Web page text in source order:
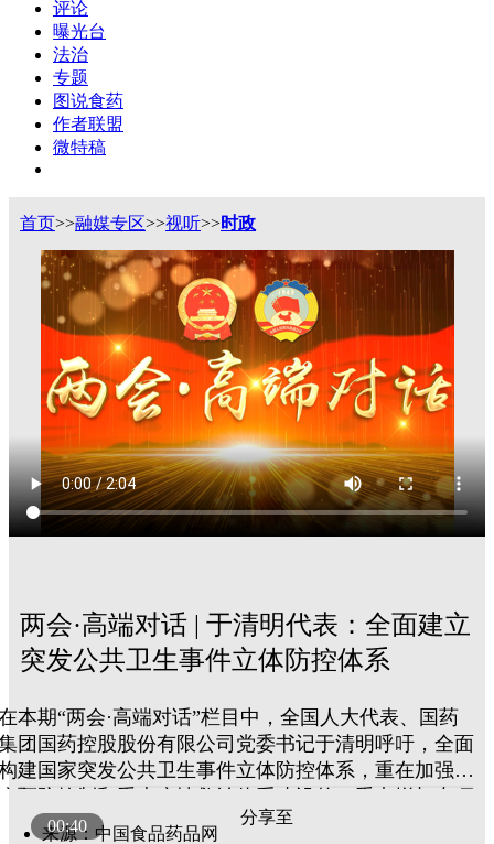
评论
曝光台
法治
专题
图说食药
作者联盟
微特稿
首页>>融媒专区>>视听>>时政
两会·高端对话 | 于清明代表：全面建立
突发公共卫生事件立体防控体系
本期“两会·高端对话”栏目中，全国人大代表、国药
团国药控股股份有限公司党委书记于清明呼吁，全面
建国家突发公共卫生事件立体防控体系，重在加强疾
入。来源：中国食品药品网
分享至
00:40